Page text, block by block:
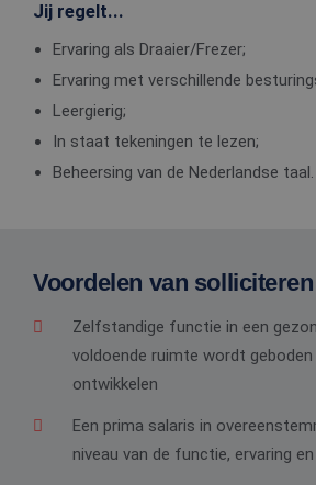
Jij regelt...
Ervaring als Draaier/Frezer;
Ervaring met verschillende
Leergierig;
In staat tekeningen te lezen;
Beheersing van de Nederlandse taal.
Voordelen van
Zelfstandige functie in een
voldoende ruimte wordt
ontwikkelen
Een prima salaris in
niveau van de functie, ervaring